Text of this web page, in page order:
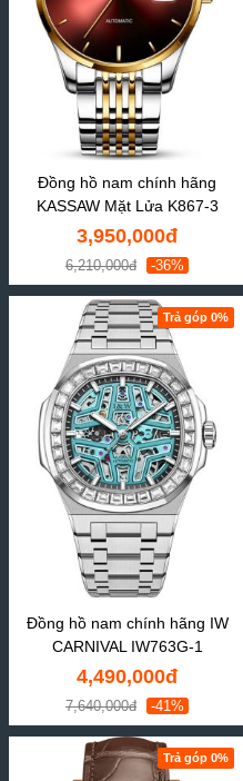
Đồng hồ nam chính hãng
KASSAW Mặt Lửa K867-3
3,950,000đ
6,210,000đ -36%
Trả góp 0%
Đồng hồ nam chính hãng IW
CARNIVAL IW763G-1
4,490,000đ
7,640,000đ -41%
Trả góp 0%